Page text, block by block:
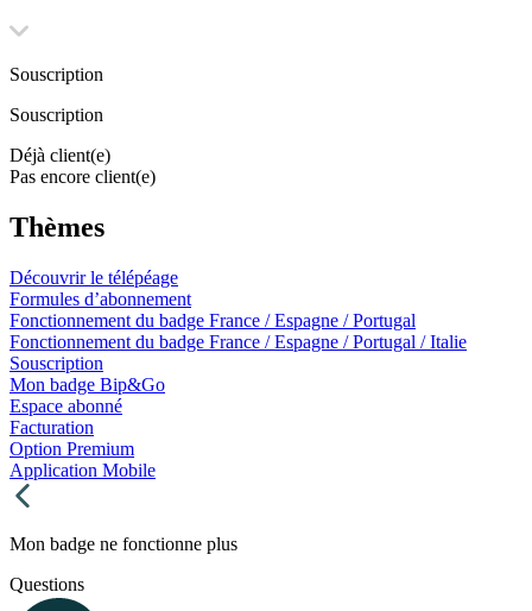
Souscription
Souscription
Déjà client(e)
Pas encore client(e)
Thèmes
Découvrir le télépéage
Formules d’abonnement
Fonctionnement du badge France / Espagne / Portugal
Fonctionnement du badge France / Espagne / Portugal / Italie
Souscription
Mon badge Bip&Go
Espace abonné
Facturation
Option Premium
Application Mobile
Mon badge ne fonctionne plus
Questions